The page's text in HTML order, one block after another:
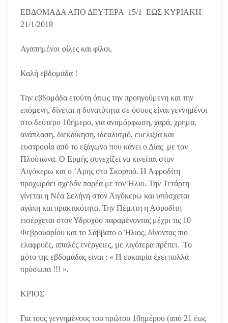
ΕΒΔΟΜΑΔΑ ΑΠΟ ΔΕΥΤΕΡΑ 15/1 ΕΩΣ ΚΥΡΙΑΚΗ
21/1/2018
Αγαπημένοι φίλες και φίλοι,
Καλή εβδομάδα !
Την εβδομάδα ετούτη όπως την προηγούμενη και την
επόμενη, δίνεται η δυνατότητα σε όσους είναι γεννημένοι
στο δεύτερο 10ήμερο, για αναμόρφωση, χαρά, χρήμα,
ανάπλαση, διεκδίκηση, ιδεαλισμό, ευελιξία και
ευστροφία από το εξάγωνο που κάνει ο Δίας με τον
Πλούτωνα. Ο Ερμής συνεχίζει να κινείται στον
Αιγόκερω και ο ‘Αρης στο Σκορπιό. Η Αφροδίτη
προχωράει σχεδόν παρέα με τον Ήλιο. Την Τετάρτη
γίνεται η Νέα Σελήνη στον Αιγόκερω και υπόσχεται
αγάπη και πρακτικότητα. Την Πέμπτη η Αφροδίτη
εισέρχεται στον Υδροχόο παραμένοντας μέχρι τις 10
Φεβρουαρίου και το Σάββατο ο Ήλιος, δίνοντας πιο
ελαφρυές, απαλές ενέργειες, με λιγότερα πρέπει. Το
μότο της εβδομάδας είναι : « Η ευκαιρία έχει πολλά
πρόσωπα !!! ».
ΚΡΙΟΣ
Για τους γεννημένους του πρώτου 10ημέρου (από 21 έως